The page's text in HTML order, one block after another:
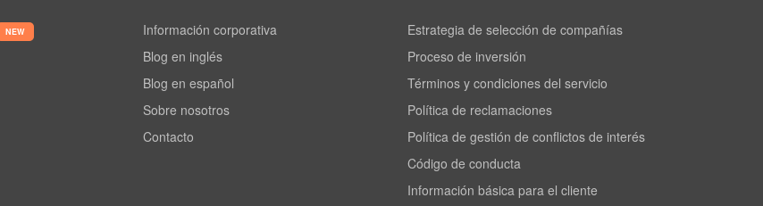
NEW
Información corporativa
Blog en inglés
Blog en español
Sobre nosotros
Contacto
Estrategia de selección de compañías
Proceso de inversión
Términos y condiciones del servicio
Política de reclamaciones
Política de gestión de conflictos de interés
Código de conducta
Información básica para el cliente